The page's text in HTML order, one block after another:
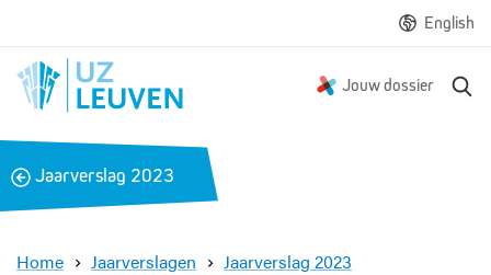
English
Jouw dossier
B
k
Jaarverslag 2023
Home Jaarverslagen Jaarverslag 2023